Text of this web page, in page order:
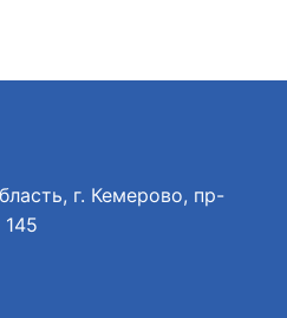
г. Кемерово, пр-